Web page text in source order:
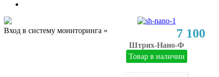
Вход в систему мониторинга » 7 100
Штрих-Нано-Ф
Товар в наличии